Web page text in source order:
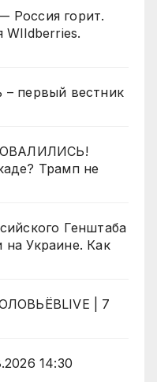
Россия горит.
WIldberries.
первый вестник
Трамп не
Генштаба
на Украине. Как
| 7
14:30